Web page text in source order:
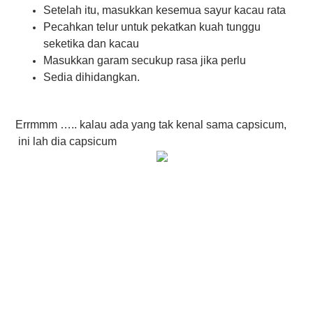
Setelah itu, masukkan kesemua sayur kacau rata
Pecahkan telur untuk pekatkan kuah tunggu
seketika dan kacau
Masukkan garam secukup rasa jika perlu
Sedia dihidangkan.
Errmmm ….. kalau ada yang tak kenal sama capsicum,
ini lah dia capsicum